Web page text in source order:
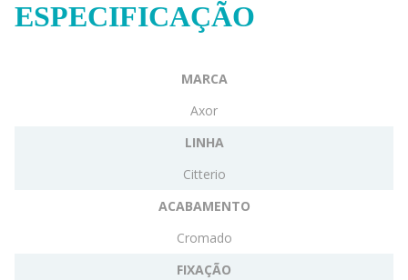
ESPECIFICAÇÃO
MARCA
Axor
LINHA
Citterio
ACABAMENTO
Cromado
FIXAÇÃO